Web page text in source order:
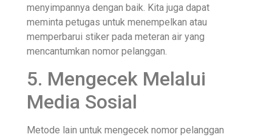
menyimpannya dengan baik. Kita juga dapat
meminta petugas untuk menempelkan atau
memperbarui stiker pada meteran air yang
mencantumkan nomor pelanggan.
5. Mengecek Melalui
Media Sosial
Metode lain untuk mengecek nomor pelanggan